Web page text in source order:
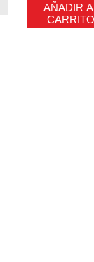
AÑADIR
CARRITO